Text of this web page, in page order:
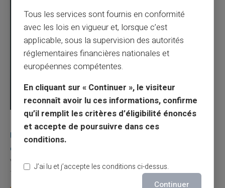
Carte prépayée
Une carte bancaire gratuite sans compte, ça
existe ?
Vous avez tapé cette recherche parce que votre banque vous
facture 50 € par an pour une carte que vo...
Tous les services sont fournis en conformité
avec les lois en vigueur et, lorsque c’est
applicable, sous la supervision des autorités
réglementaires financières nationales et
européennes compétentes.
En cliquant sur « Continuer », le visiteur
reconnaît avoir lu ces informations, confirme
qu’il remplit les critères d’éligibilité énoncés
et accepte de poursuivre dans ces
conditions.
J’ai lu et j’accepte les conditions ci-dessus.
Continuer